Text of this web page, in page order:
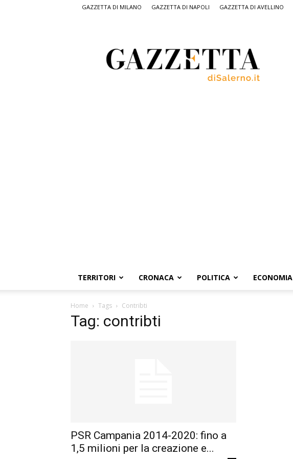
GAZZETTA DI MILANO GAZZETTA DI NAPOLI GAZZETTA DI AVELLINO
Salerno,
il
quotidiano
TERRITORI CRONACA POLITICA ECONOMIA
Home Tags Contribti
Tag: contribti
PSR Campania 2014-2020: fino a
1,5 milioni per la creazione e...